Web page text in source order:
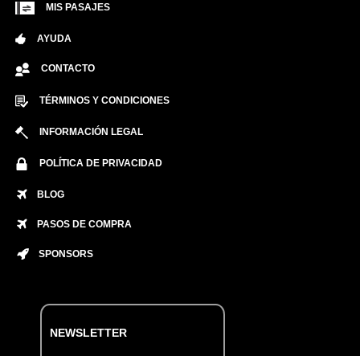
MIS PASAJES
AYUDA
CONTACTO
TÉRMINOS Y CONDICIONES
INFORMACIÓN LEGAL
POLÍTICA DE PRIVACIDAD
BLOG
PASOS DE COMPRA
SPONSORS
NEWSLETTER